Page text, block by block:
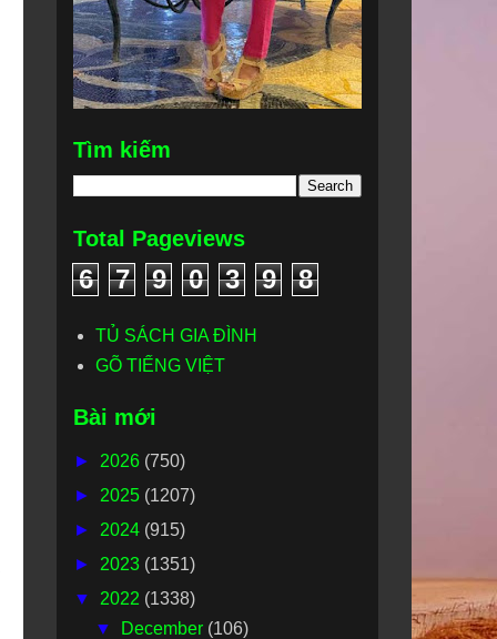
Tìm kiếm
Total Pageviews
6 7 9 0 3 9 8
TỦ SÁCH GIA ĐÌNH
GÕ TIẾNG VIỆT
Bài mới
► 2026 (750)
► 2025 (1207)
► 2024 (915)
► 2023 (1351)
▼ 2022 (1338)
▼
December (106)